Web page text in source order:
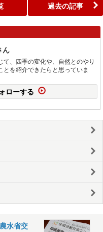
過去の記事
ん
て、四季の変化や、自然とのやり
とを紹介できたらと思っていま
ローする
水省交